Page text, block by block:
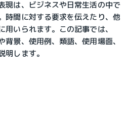
現は、ビジネスや日常生活の中で
時間に対する要求を伝えたり、他
いられます。この記事では、
背景、使用例、類語、使用場面、
します。